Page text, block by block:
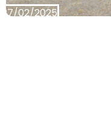
27/02/2025